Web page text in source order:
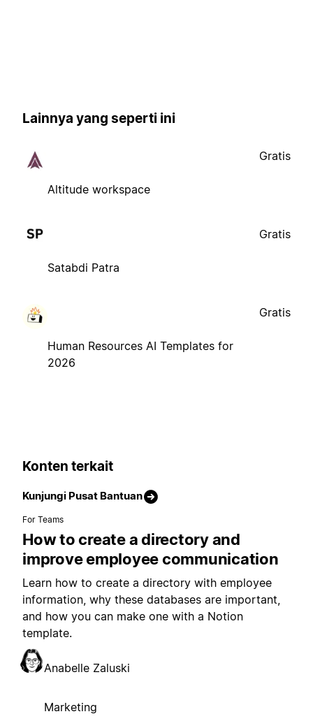
Lainnya yang seperti ini
Altitude workspace
Gratis
Satabdi Patra
Gratis
Human Resources AI Templates for
2026
Gratis
Konten terkait
Kunjungi Pusat Bantuan
For Teams
How to create a directory and
improve employee communication
Learn how to create a directory with employee
information, why these databases are important,
and how you can make one with a Notion
template.
Anabelle Zaluski
Marketing